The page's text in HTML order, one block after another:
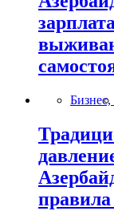
Бизнес,
правила